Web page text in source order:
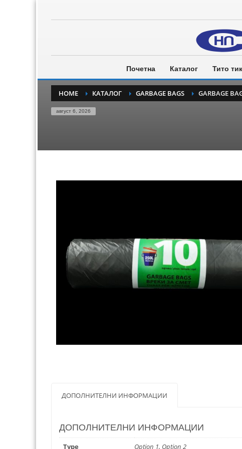
Почетна Каталог Тито
HOME КАТАЛОГ GARBAGE BAGS GARBAGE
август 6, 2026
ДОПОЛНИТЕЛНИ ИНФОРМАЦИИ
ДОПОЛНИТЕЛНИ ИНФОРМАЦИИ
Type Option 1, Option 2